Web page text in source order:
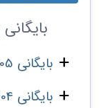
بایگانی
بایگانی 1405
بایگانی 1404